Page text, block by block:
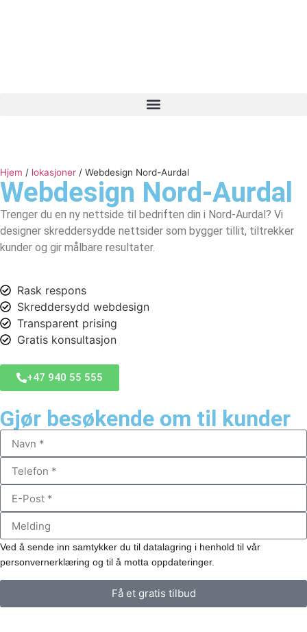
Hjem / lokasjoner / Webdesign Nord-Aurdal
Webdesign Nord-Aurdal
Trenger du en ny nettside til bedriften din i Nord-Aurdal? Vi
designer skreddersydde nettsider som bygger tillit, tiltrekker
kunder og gir målbare resultater.
Rask respons
Skreddersydd webdesign
Transparent prising
Gratis konsultasjon
+47 940 55 555
Gjør besøkende om til kunder
Ved å sende inn samtykker du til datalagring i henhold til vår
personvernerklæring og til å motta oppdateringer.
Få et gratis tilbud